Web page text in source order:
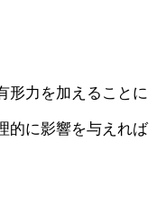
形力を加えることに
的に影響を与えれば